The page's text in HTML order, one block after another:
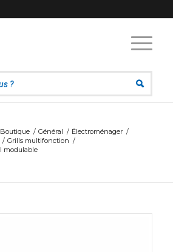
Boutique / Général / Électroménager /
/ Grills multifonction /
modulable